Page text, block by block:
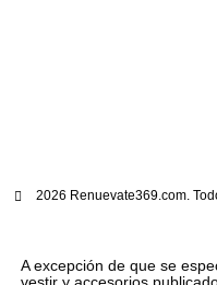
2026 Renuevate369.com.
A excepción de que se